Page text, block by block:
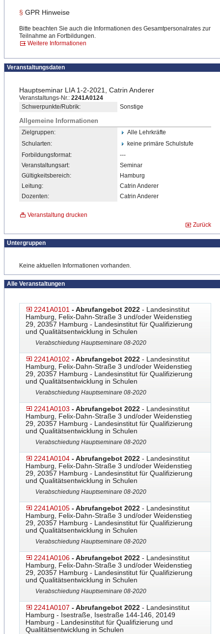
§ GPR Hinweise
Bitte beachten Sie auch die Informationen des Gesamtpersonalrates zur
Teilnahme an Fortbildungen.
Weitere Informationen
Veranstaltungsdaten
Hauptseminar LIA 1-2-2021, Catrin Anderer
Veranstaltungs-Nr.: 2241A0124
Schwerpunkte/Rubrik:
Sonstige
Allgemeine Informationen
Zielgruppen:
Alle Lehrkräfte
Schularten:
keine primäre Schulstufe
Forbildungsformat:
---
Veranstaltungsart:
Seminar
Gültigkeitsbereich:
Hamburg
Leitung:
Catrin Anderer
Dozenten:
Catrin Anderer
Veranstaltung drucken
Zurück
Untergruppen
Keine aktuellen Informationen vorhanden.
Alle Veranstaltungen
2241A0101 - Abrufangebot 2022 - Landesinstitut
Hamburg, Felix-Dahn-Straße 3 und/oder Weidenstieg
29, 20357 Hamburg - Landesinstitut für Qualifizierung
und Qualitätsentwicklung in Schulen
Verabschiedung Hauptseminare 08-2020
2241A0102 - Abrufangebot 2022 - Landesinstitut
Hamburg, Felix-Dahn-Straße 3 und/oder Weidenstieg
29, 20357 Hamburg - Landesinstitut für Qualifizierung
und Qualitätsentwicklung in Schulen
Verabschiedung Hauptseminare 08-2020
2241A0103 - Abrufangebot 2022 - Landesinstitut
Hamburg, Felix-Dahn-Straße 3 und/oder Weidenstieg
29, 20357 Hamburg - Landesinstitut für Qualifizierung
und Qualitätsentwicklung in Schulen
Verabschiedung Hauptseminare 08-2020
2241A0104 - Abrufangebot 2022 - Landesinstitut
Hamburg, Felix-Dahn-Straße 3 und/oder Weidenstieg
29, 20357 Hamburg - Landesinstitut für Qualifizierung
und Qualitätsentwicklung in Schulen
Verabschiedung Hauptseminare 08-2020
2241A0105 - Abrufangebot 2022 - Landesinstitut
Hamburg, Felix-Dahn-Straße 3 und/oder Weidenstieg
29, 20357 Hamburg - Landesinstitut für Qualifizierung
und Qualitätsentwicklung in Schulen
Verabschiedung Hauptseminare 08-2020
2241A0106 - Abrufangebot 2022 - Landesinstitut
Hamburg, Felix-Dahn-Straße 3 und/oder Weidenstieg
29, 20357 Hamburg - Landesinstitut für Qualifizierung
und Qualitätsentwicklung in Schulen
Verabschiedung Hauptseminare 08-2020
2241A0107 - Abrufangebot 2022 - Landesinstitut
Hamburg - Isestraße, Isestraße 144-146, 20149
Hamburg - Landesinstitut für Qualifizierung und
Qualitätsentwicklung in Schulen